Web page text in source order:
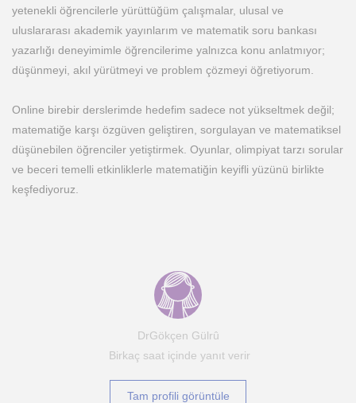
yetenekli öğrencilerle yürüttüğüm çalışmalar, ulusal ve
uluslararası akademik yayınlarım ve matematik soru bankası
yazarlığı deneyimimle öğrencilerime yalnızca konu anlatmıyor;
düşünmeyi, akıl yürütmeyi ve problem çözmeyi öğretiyorum.
Online birebir derslerimde hedefim sadece not yükseltmek değil;
matematiğe karşı özgüven geliştiren, sorgulayan ve matematiksel
düşünebilen öğrenciler yetiştirmek. Oyunlar, olimpiyat tarzı sorular
ve beceri temelli etkinliklerle matematiğin keyifli yüzünü birlikte
keşfediyoruz.
DrGökçen Gülrû
Birkaç saat içinde yanıt verir
Tam profili görüntüle